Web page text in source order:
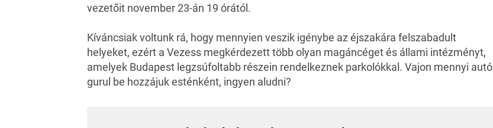
vezetőit november 23-án 19 órától.
Kíváncsiak voltunk rá, hogy mennyien veszik igénybe az éjszakára felszabadult
helyeket, ezért a Vezess megkérdezett több olyan magáncéget és állami intézményt,
amelyek Budapest legzsúfoltabb részein rendelkeznek parkolókkal. Vajon mennyi autó
gurul be hozzájuk esténként, ingyen aludni?